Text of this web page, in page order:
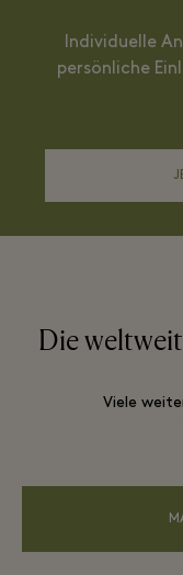
Individuelle
persönliche
Die
Viele